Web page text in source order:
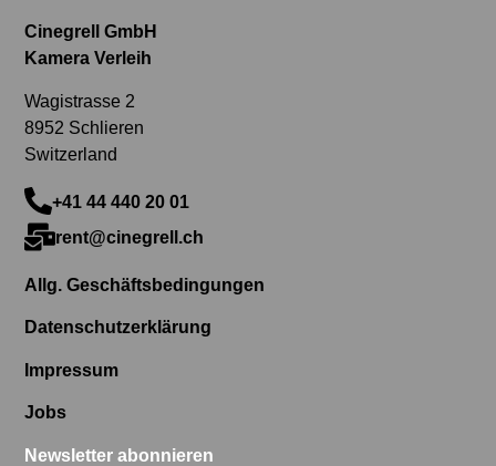
Cinegrell GmbH
Kamera Verleih
Wagistrasse 2
8952 Schlieren
Switzerland
+41 44 440 20 01
rent@cinegrell.ch
Allg. Geschäftsbedingungen
Datenschutzerklärung
Impressum
Jobs
Newsletter abonnieren